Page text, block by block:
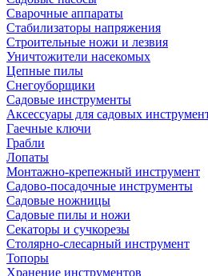
Сварочные аппараты
Стабилизаторы напряжения
Строительные ножи и лезвия
Уничтожители насекомых
Цепные пилы
Снегоуборщики
Садовые инструменты
Аксессуары для садовых
Гаечные ключи
Грабли
Лопаты
Монтажно-крепежный инструмент
Садово-посадочные инструменты
Садовые ножницы
Садовые пилы и ножи
Секаторы и сучкорезы
Столярно-слесарный инструмент
Топоры
Хранение инструментов